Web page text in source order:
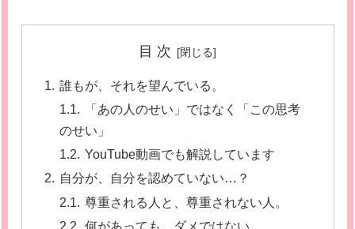
目 次
誰もが、それを望んでいる。
「あの人のせい」ではなく「この思考
のせい」
YouTube動画でも解説しています
自分が、自分を認めていない…？
尊重される人と、尊重されない人。
何があっても、ダメではない。